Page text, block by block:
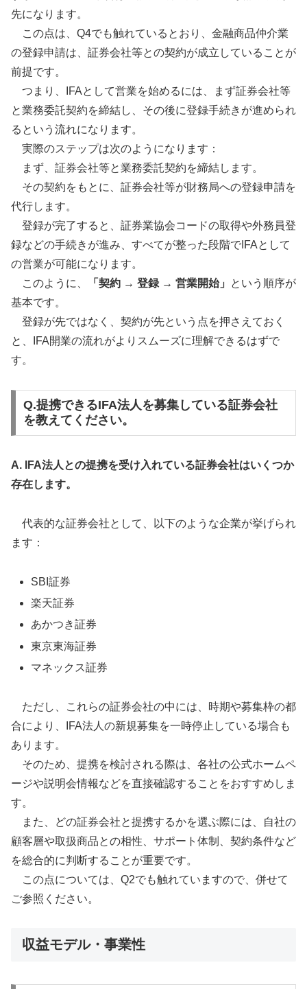
先になります。
この点は、Q4でも触れているとおり、金融商品仲介業
の登録申請は、証券会社等との契約が成立していることが
前提です。
つまり、IFAとして営業を始めるには、まず証券会社等
と業務委託契約を締結し、その後に登録手続きが進められ
るという流れになります。
実際のステップは次のようになります：
まず、証券会社等と業務委託契約を締結します。
その契約をもとに、証券会社等が財務局への登録申請を
代行します。
登録が完了すると、証券業協会コードの取得や外務員登
録などの手続きが進み、すべてが整った段階でIFAとして
の営業が可能になります。
このように、
「契約 → 登録 → 営業開始」
という順序が
基本です。
登録が先ではなく、契約が先という点を押さえておく
と、IFA開業の流れがよりスムーズに理解できるはずで
す。
Q.提携できるIFA法人を募集している証券会社
を教えてください。
A. IFA法人との提携を受け入れている証券会社はいくつか
存在します。
代表的な証券会社として、以下のような企業が挙げられ
ます：
SBI証券
楽天証券
あかつき証券
東京東海証券
マネックス証券
ただし、これらの証券会社の中には、時期や募集枠の都
合により、IFA法人の新規募集を一時停止している場合も
あります。
そのため、提携を検討される際は、各社の公式ホームペ
ージや説明会情報などを直接確認することをおすすめしま
す。
また、どの証券会社と提携するかを選ぶ際には、自社の
顧客層や取扱商品との相性、サポート体制、契約条件など
を総合的に判断することが重要です。
この点については、Q2でも触れていますので、併せて
ご参照ください。
収益モデル・事業性